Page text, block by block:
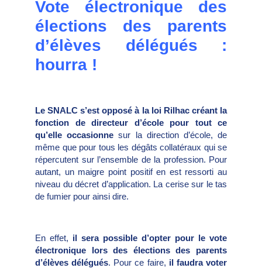
Vote électronique des
élections des parents
d’élèves délégués :
hourra !
Le SNALC s’est opposé à la loi Rilhac créant la
fonction de directeur d’école pour tout ce
qu’elle occasionne sur la direction d’école, de
même que pour tous les dégâts collatéraux qui se
répercutent sur l’ensemble de la profession. Pour
autant, un maigre point positif en est ressorti au
niveau du décret d’application. La cerise sur le tas
de fumier pour ainsi dire.
En effet, il sera possible d’opter pour le vote
électronique lors des élections des parents
d’élèves délégués. Pour ce faire, il faudra voter